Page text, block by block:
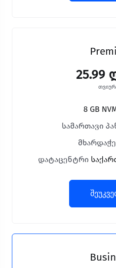
25.99
8 GB
სამართავი
დატაცენტრი